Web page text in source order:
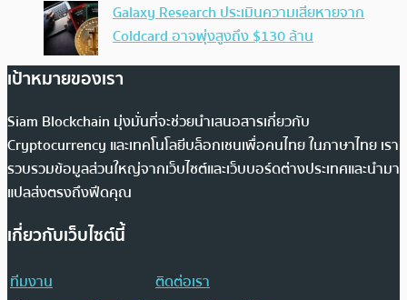
Galaxy Research ประเมินความเสียหายจาก
Coldcard อาจพุ่งสูงถึง $130 ล้าน
เป้าหมายของเรา
Siam Blockchain มุ่งมั่นที่จะช่วยนำเสนอสารเกี่ยวกับ
Cryptocurrency และเทคโนโลยีบล็อกเชนเพื่อคนไทย ในภาษาไทย เรา
รวบรวมข้อมูลส่วนใหญ่จากเว็บไซต์และเว็บบอร์ดต่างประเทศและนำมา
แปลส่งตรงถึงฟีดคุณ
เกี่ยวกับเว็บไซต์นี้
ทีมงาน
ติดต่อเรา